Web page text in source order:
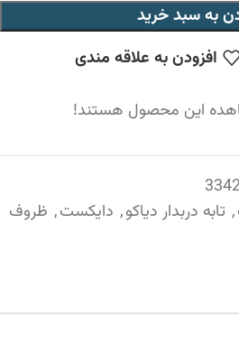
به سبد خرید
افزودن به علاقه مندی
این محصول هستند!
, تابه دربدار دیاکو, دایکست, ظروف